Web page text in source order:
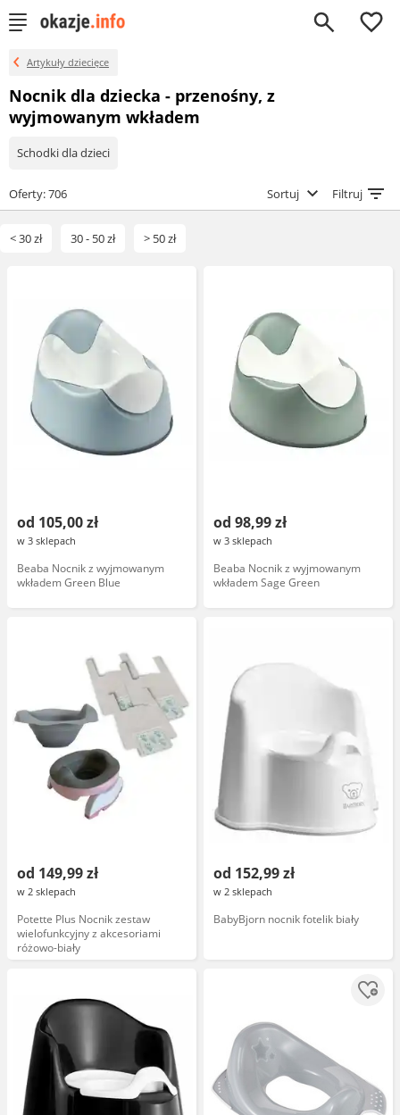
0
Artykuły dziecięce
Nocnik dla dziecka - przenośny, z
wyjmowanym wkładem
Schodki dla dzieci
Oferty: 706 Sortuj Filtruj
< 30 zł 30 - 50 zł > 50 zł
od 105,00 zł
w 3 sklepach
Beaba Nocnik z wyjmowanym
wkładem Green Blue
od 98,99 zł
w 3 sklepach
Beaba Nocnik z wyjmowanym
wkładem Sage Green
od 149,99 zł
w 2 sklepach
Potette Plus Nocnik zestaw
wielofunkcyjny z akcesoriami
różowo-biały
od 152,99 zł
w 2 sklepach
BabyBjorn nocnik fotelik biały